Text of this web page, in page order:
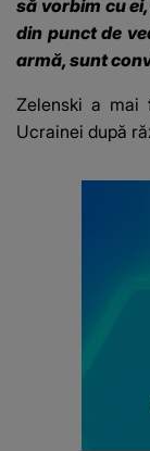
să vorbim cu
din punct de
armă, sunt
Zelenski a mai
Ucrainei după